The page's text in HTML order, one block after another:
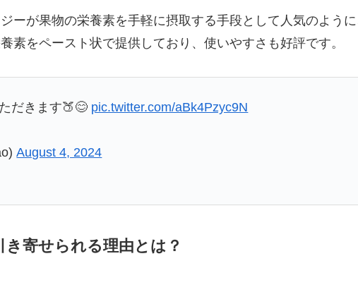
ーが果物の栄養素を手軽に摂取する手段として人気のよう
素をペースト状で提供しており、使いやすさも好評です。
だきます🍑😊 pic.twitter.com/aBk4Pzyc9N
August 4, 2024
寄せられる理由とは？